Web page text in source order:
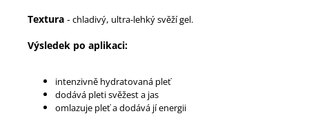
Textura - chladivý, ultra-lehký svěží gel.
Výsledek po aplikaci:
intenzivně hydratovaná pleť
dodává pleti svěžest a jas
omlazuje pleť a dodává jí energii